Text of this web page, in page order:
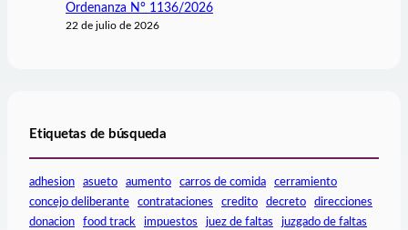
Ordenanza N° 1136/2026
22 de julio de 2026
Etiquetas de búsqueda
adhesion asueto aumento carros de comida
cerramiento
concejo deliberante
contrataciones credito decreto
direcciones
donacion
food track impuestos juez de faltas
juzgado de faltas